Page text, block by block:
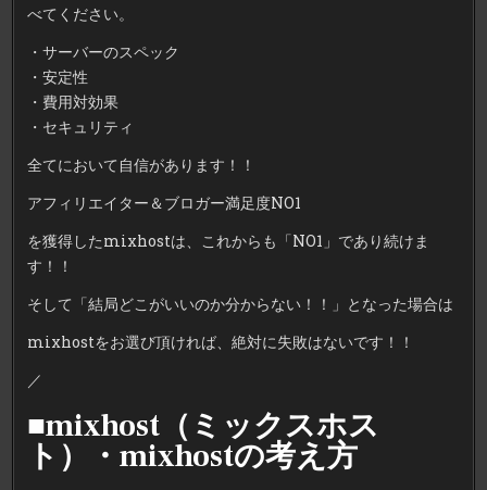
べてください。
・サーバーのスペック
・安定性
・費用対効果
・セキュリティ
全てにおいて自信があります！！
アフィリエイター＆ブロガー満足度NO1
を獲得したmixhostは、これからも「NO1」であり続けま
す！！
そして「結局どこがいいのか分からない！！」となった場合は
mixhostをお選び頂ければ、絶対に失敗はないです！！
／
■mixhost（ミックスホス
ト）・mixhostの考え方